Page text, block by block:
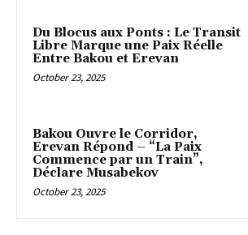
Du Blocus aux Ponts : Le Transit
Libre Marque une Paix Réelle
Entre Bakou et Erevan
October 23, 2025
Bakou Ouvre le Corridor,
Erevan Répond – “La Paix
Commence par un Train”,
Déclare Musabekov
October 23, 2025